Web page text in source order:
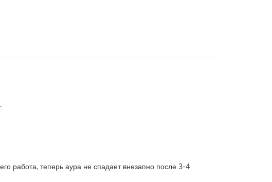
работа, теперь аура не спадает внезапно после 3-4